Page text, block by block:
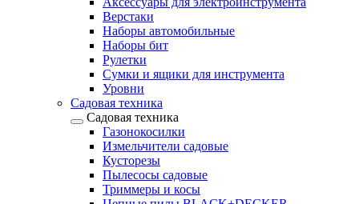
Верстаки
Наборы автомобильные
Наборы бит
Рулетки
Сумки и ящики для инструмента
Уровни
Садовая техника
Садовая техника
Газонокосилки
Измельчители садовые
Кусторезы
Пылесосы садовые
Триммеры и косы